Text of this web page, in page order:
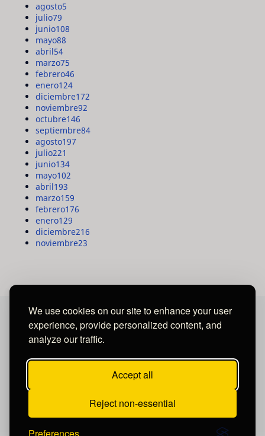
We use cookies on our site to enhance your user
experience, provide personalized content, and
analyze our traffic.
Accept all
Reject non-essential
agosto5
julio79
junio108
mayo88
abril54
marzo75
febrero46
enero124
diciembre172
noviembre92
octubre146
septiembre84
agosto197
julio221
junio134
mayo102
abril193
marzo159
febrero176
enero129
diciembre216
noviembre23
MAYA MEDIA GROUP
Ubicados en Tegucigalpa - Honduras.